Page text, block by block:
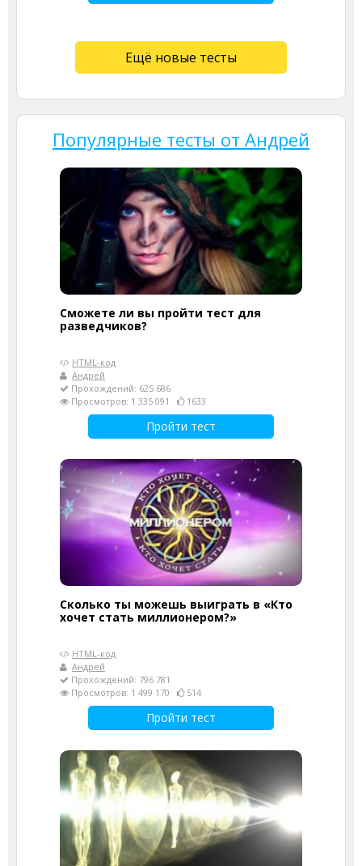
Ещё новые тесты
Популярные тесты от Андрей
Сможете ли вы пройти тест для
разведчиков?
HTML-код
Андрей
Прохождений: 625 686
Просмотров: 1 335 091
1633
Пройти тест
Сколько ты можешь выиграть в «Кто
хочет стать миллионером?»
HTML-код
Андрей
Прохождений: 796 781
Просмотров: 1 499 170
514
Пройти тест